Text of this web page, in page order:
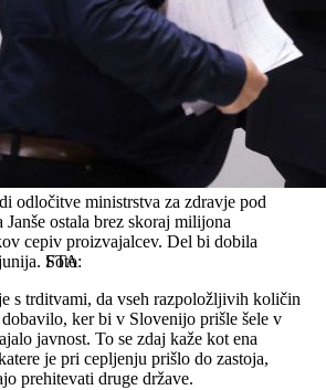
odločitve ministrstva za zdravje pod
Janše ostala brez skoraj milijona
cepiv proizvajalcev. Del bi dobila
STA
s trditvami, da vseh razpoložljivih količin
ker bi v Slovenijo prišle šele v
javnost. To se zdaj kaže kot ena
je pri cepljenju prišlo do zastoja,
prehitevati druge države.